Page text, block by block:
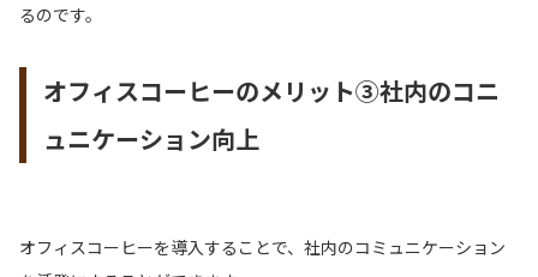
るのです。
オフィスコーヒーのメリット③社内のコニ
ュニケーション向上
オフィスコーヒーを導入することで、社内のコミュニケーション